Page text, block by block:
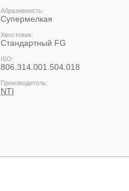
Абразивность:
Супермелкая
Хвостовик:
Cтандартный FG
ISO:
806.314.001.504.018
Производитель:
NTI